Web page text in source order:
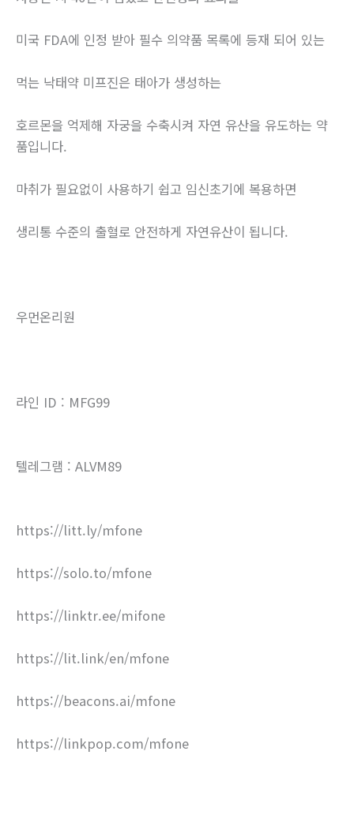
미국 FDA에 인정 받아 필수 의약품 목록에 등재 되어 있는
먹는 낙태약 미프진은 태아가 생성하는
호르몬을 억제해 자궁을 수축시켜 자연 유산을 유도하는 약
품입니다.
마취가 필요없이 사용하기 쉽고 임신초기에 복용하면
생리통 수준의 출혈로 안전하게 자연유산이 됩니다.
우먼온리원
라인 ID : MFG99
텔레그램 : ALVM89
https://litt.ly/mfone
https://solo.to/mfone
https://linktr.ee/mifone
https://lit.link/en/mfone
https://beacons.ai/mfone
https://linkpop.com/mfone